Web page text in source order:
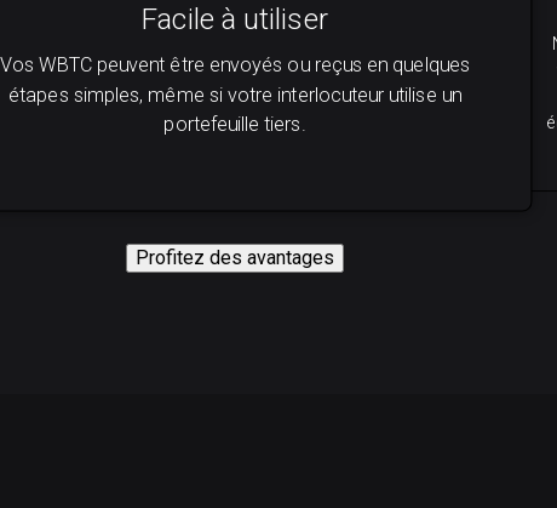
Facile à utiliser
Vos WBTC peuvent être envoyés ou reçus en quelques
étapes simples, même si votre interlocuteur utilise un
portefeuille tiers.
Profitez des avantages